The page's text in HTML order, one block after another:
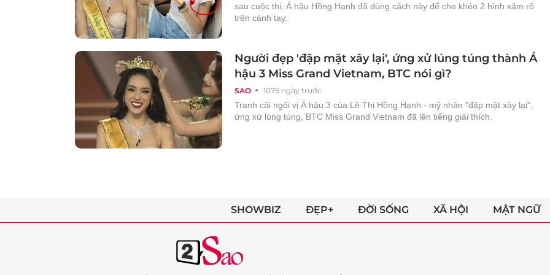
sau cuộc thi, Á hậu Hồng Hạnh đã dùng cách này để che khéo 2 hình xăm rõ
trên cánh tay.
SAO 1075 ngày trước
Người đẹp 'đập mặt xây lại', ứng xử lúng túng thành Á
hậu 3 Miss Grand Vietnam, BTC nói gì?
Tranh cãi ngôi vị Á hậu 3 của Lê Thị Hồng Hạnh - mỹ nhân "đập mặt xây lại",
ứng xử lúng túng, BTC Miss Grand Vietnam đã lên tiếng giải thích.
SHOWBIZ ĐẸP+ ĐỜI SỐNG XÃ HỘI MẬT NGỮ